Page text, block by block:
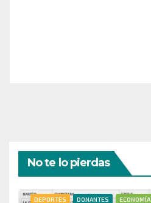
No te lo pierdas
DEPORTES DONANTES ECONOMÍA